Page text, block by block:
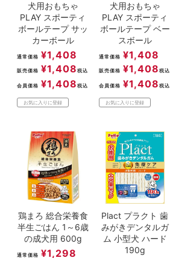
犬用おもちゃ
PLAY スポーティ
ボールテープ サッ
カーボール
通常価格 ¥1,408
販売価格 ¥1,408 税込
会員価格 ¥1,408 税込
お気に入りに登録
犬用おもちゃ
PLAY スポーティ
ボールテープ ベー
スボール
通常価格 ¥1,408
販売価格 ¥1,408 税込
会員価格 ¥1,408 税込
お気に入りに登録
鶏まろ 総合栄養食
半生ごはん 1～6歳
の成犬用 600g
通常価格 ¥1,298
Plact プラクト 歯
みがきデンタルガ
ム 小型犬 ハード
190g